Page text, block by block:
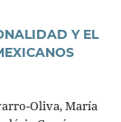
Y EL
Oliva, Marí­a